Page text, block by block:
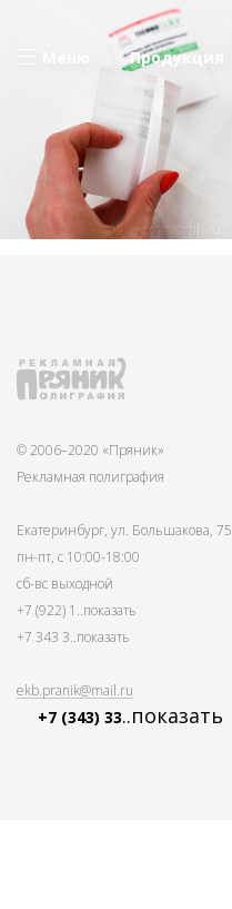
Продукция
© 2006–2020 «Пряник»
Рекламная полиграфия
Екатеринбург, ул. Большакова, 75
пн-пт, с 10:00-18:00
сб-вс выходной
+7 (922) 1 ..показать
+7 343 3..показать
ekb.pranik@mail.ru
+7 (343) 33..показать